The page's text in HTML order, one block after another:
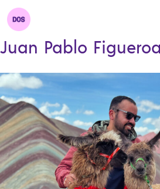
Juan Pablo